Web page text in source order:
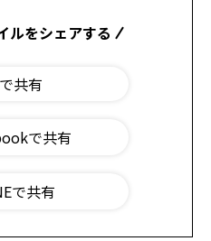
ルをシェアする
共有
で共有
で共有